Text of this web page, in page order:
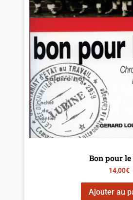
Bon pour le
14,00€
Ajouter au